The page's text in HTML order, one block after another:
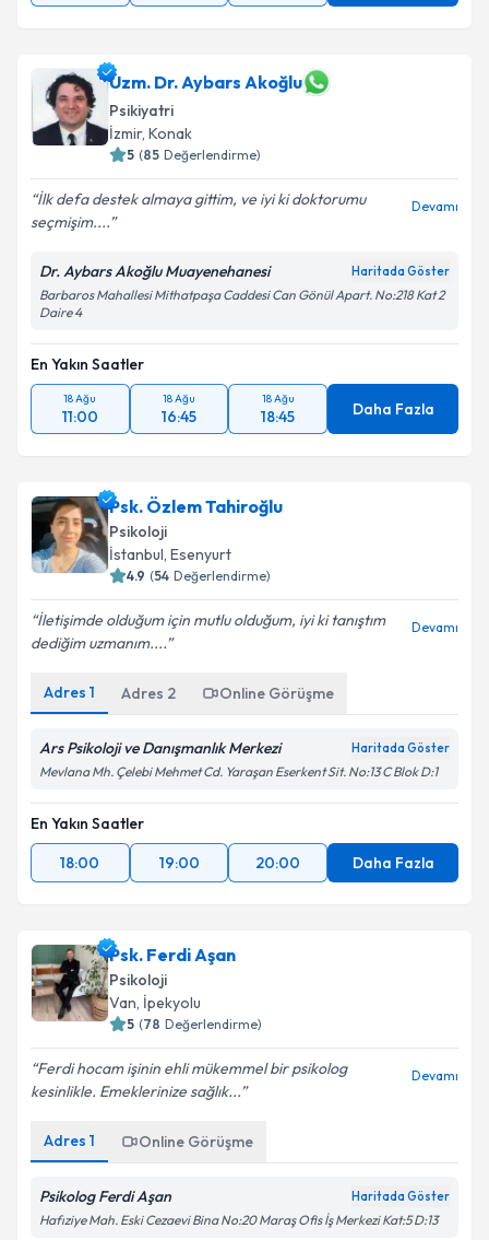
Uzm. Dr. Aybars Akoğlu
Psikiyatri
İzmir, Konak
5 (85 Değerlendirme)
İlk defa destek almaya gittim, ve iyi ki doktorumu
seçmişim....
Devamı
Dr. Aybars Akoğlu Muayenehanesi Haritada Göster
Barbaros Mahallesi Mithatpaşa Caddesi Can Gönül Apart. No:218 Kat 2
Daire 4
En Yakın Saatler
18 Ağu
11:00
18 Ağu
16:45
18 Ağu
18:45 Daha Fazla
Psk. Özlem Tahiroğlu
Psikoloji
İstanbul, Esenyurt
4.9 (54 Değerlendirme)
İletişimde olduğum için mutlu olduğum, iyi ki tanıştım
dediğim uzmanım....
Devamı
Adres 1 Adres 2 Online Görüşme
Ars Psikoloji ve Danışmanlık Merkezi Haritada Göster
Mevlana Mh. Çelebi Mehmet Cd. Yaraşan Eserkent Sit. No:13 C Blok D:1
En Yakın Saatler
18:00
19:00 20:00 Daha Fazla
Psk. Ferdi Aşan
Psikoloji
Van, İpekyolu
5 (78 Değerlendirme)
Ferdi hocam işinin ehli mükemmel bir psikolog
kesinlikle. Emeklerinize sağlık...
Devamı
Adres 1 Online Görüşme
Psikolog Ferdi Aşan Haritada Göster
Hafıziye Mah. Eski Cezaevi Bina No:20 Maraş Ofis İş Merkezi Kat:5 D:13